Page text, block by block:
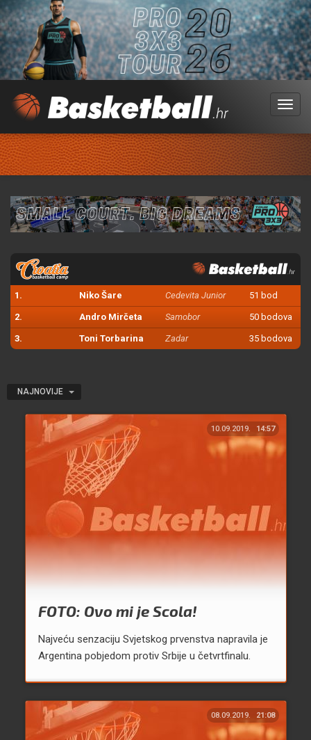
Menu
1. Niko Šare Cedevita Junior 51 bod
2. Andro Mirčeta Samobor 50 bodova
3. Toni Torbarina Zadar 35 bodova
NAJNOVIJE
10.09.2019. 14:57
FOTO: Ovo mi je Scola!
Najveću senzaciju Svjetskog prvenstva napravila je
Argentina pobjedom protiv Srbije u četvrtfinalu.
08.09.2019. 21:08